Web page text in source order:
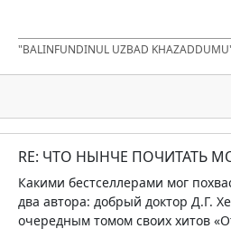
"BALINFUNDINUL UZBAD
RE: ЧТО НЫНЧЕ ПОЧИТАТЬ
Какими бестселлерами мог
два автора: добрый доктор Д.Г.
очередным томом своих хитов